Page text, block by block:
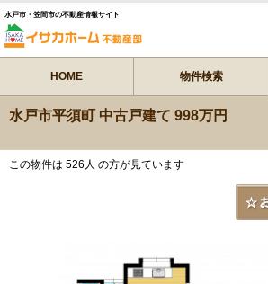
水戸市・笠間市の不動産情報サイト
HOME 物件検索
水戸市平須町 中古戸建て 998万円
この物件は 526人 の方が見ています